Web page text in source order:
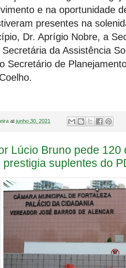
e na oportunidade
presentes na
Dr. Aprígio Nobre, a
da Assistência
Secretário de
at junho 30, 2021
Lúcio Bruno pede 120
prestigia suplentes do